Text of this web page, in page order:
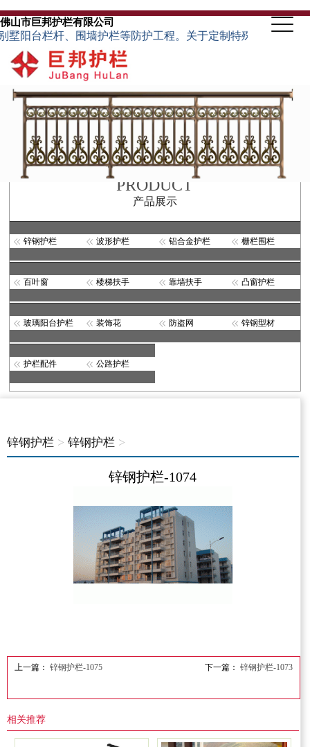
佛山市巨邦护栏有限公司
台栏杆、围墙护栏等防护工程。关于定制特殊规格的护栏
PRODUCT
产品展示
锌钢护栏 波形护栏 铝合金护栏 栅栏围栏
百叶窗 楼梯扶手 靠墙扶手 凸窗护栏
玻璃阳台护栏 装饰花 防盗网 锌钢型材
护栏配件 公路护栏
锌钢护栏 >锌钢护栏 >
锌钢护栏-1074
上一篇：锌钢护栏-1075 下一篇： 锌钢护栏-1073
相关推荐